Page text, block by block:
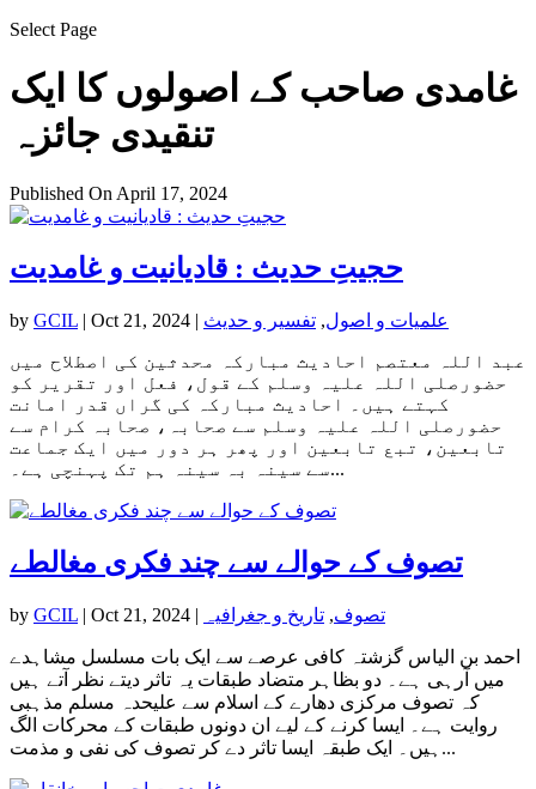
Select Page
غامدی صاحب کے اصولوں کا ایک
تنقیدی جائزہ
Published On April 17, 2024
حجیتِ حدیث : قادیانیت و غامدیت
by GCIL | Oct 21, 2024 | علمیات و اصول, تفسیر و حدیث
عبد اللہ معتصم احادیث مبارکہ محدثین کی اصطلاح میں
حضورصلی اللہ علیہ وسلم کے قول، فعل اور تقریر کو
کہتے ہیں۔ احادیث مبارکہ کی گراں قدر امانت
حضورصلی اللہ علیہ وسلم سے صحابہ، صحابہ کرام سے
تابعین، تبع تابعین اور پھر ہر دور میں ایک جماعت
سے سینہ بہ سینہ ہم تک پہنچی ہے۔...
تصوف کے حوالے سے چند فکری مغالطے
by GCIL | Oct 21, 2024 | تصوف, تاریخ و جغرافیہ
احمد بن الیاس گزشتہ کافی عرصے سے ایک بات مسلسل مشاہدے
میں آرہی ہے۔ دو بظاہر متضاد طبقات یہ تاثر دیتے نظر آتے ہیں
کہ تصوف مرکزی دھارے کے اسلام سے علیحدہ مسلم مذہبی
روایت ہے۔ ایسا کرنے کے لیے ان دونوں طبقات کے محرکات الگ
ہیں۔ ایک طبقہ ایسا تاثر دے کر تصوف کی نفی و مذمت...